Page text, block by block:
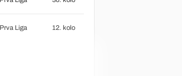
Prva Liga 12. kolo